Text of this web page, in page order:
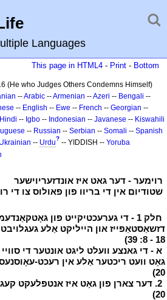
Languages
This page in HTML4 - Print - Bottom
(He who Judges Others Condemns Himself)
--Arabic --Armenian --Azeri -- Bengali --
-- English -- Ewe -- French -- Georgian --
Hindi -- Igbo -- Indonesian -- Javanese -- Kiswahili
-- Russian -- Serbian -- Somali -- Spanish
Ukrainian -- Urdu? -- YIDDISH -- Yoruba
רוימער - דער גאט איז אונדזעריוישער
שטודיום אין די בריוו פון פאולוס צו די
חלק 1 - די גערעכטיקייט פון
18 - 8: 39)
א - די גאנצע וועלט ליגט אונטער די
20)
20)